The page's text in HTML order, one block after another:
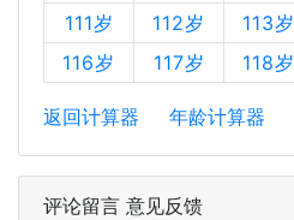
111岁
112岁 113岁
116岁
117岁 118岁
返回计算器 年龄计算器
评论留言 意见反馈